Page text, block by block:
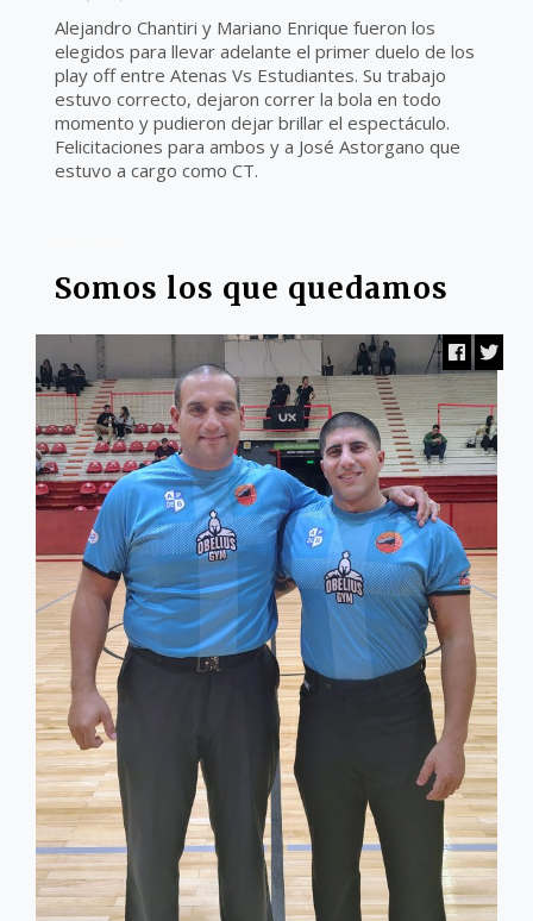
Alejandro Chantiri y Mariano Enrique fueron los
elegidos para llevar adelante el primer duelo de los
play off entre Atenas Vs Estudiantes. Su trabajo
estuvo correcto, dejaron correr la bola en todo
momento y pudieron dejar brillar el espectáculo.
Felicitaciones para ambos y a José Astorgano que
estuvo a cargo como CT.
Somos los que quedamos